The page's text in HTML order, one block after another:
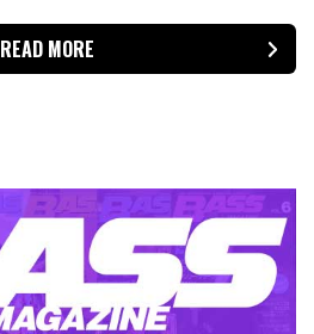
READ MORE